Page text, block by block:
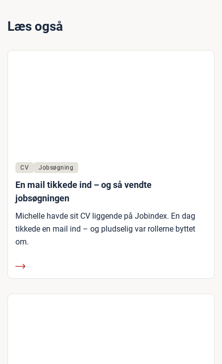
Læs også
CV Jobsøgning
En mail tikkede ind – og så vendte
jobsøgningen
Michelle havde sit CV liggende på Jobindex. En dag
tikkede en mail ind – og pludselig var rollerne byttet
om.